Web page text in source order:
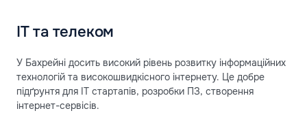
ІТ та телеком
У Бахрейні досить високий рівень розвитку інформаційних
технологій та високошвидкісного інтернету. Це добре
підґрунтя для IT стартапів, розробки ПЗ, створення
інтернет-сервісів.